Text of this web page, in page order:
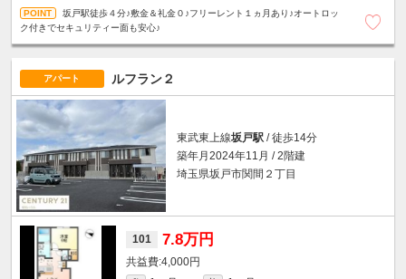
坂戸駅徒歩４分♪敷金＆礼金０♪フリーレント１ヵ月あり♪オートロッ
ク付きでセキュリティー面も安心♪
アパート ルフラン２
東武東上線坂戸駅 / 徒歩14分
築年月2024年11月 / 2階建
埼玉県坂戸市関間２丁目
101 7.8万円
4,000円